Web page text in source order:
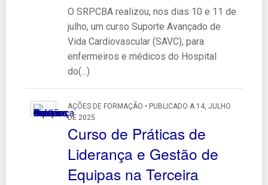
O SRPCBA realizou, nos dias 10 e 11 de
julho, um curso Suporte Avançado de
Vida Cardiovascular (SAVC), para
enfermeiros e médicos do Hospital
do(...)
AÇÕES DE FORMAÇÃO • PUBLICADO A 14, JULHO
DE 2025
Curso de Práticas de
Liderança e Gestão de
Equipas na Terceira